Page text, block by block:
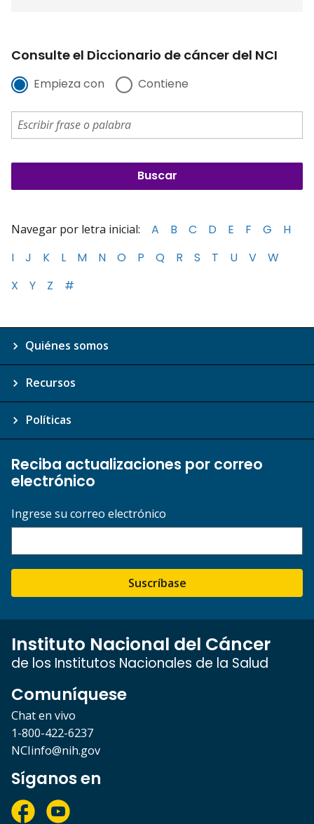
Consulte el Diccionario de cáncer del NCI
Empieza con Contiene
Navegar por letra inicial: A B C D E F G
H
I
J K L M N O P Q R S T U V
W
X
Y Z #
Quiénes somos
Recursos
Políticas
Reciba actualizaciones por correo
electrónico
Ingrese su correo electrónico
Suscríbase
Instituto Nacional del Cáncer
de los Institutos Nacionales de la Salud
Comuníquese
Chat en vivo
1-800-422-6237
NCIinfo@nih.gov
Síganos en